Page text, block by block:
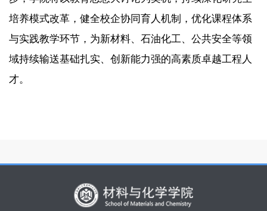
培养模式改革，健全校企协同育人机制，优化课程体系
与实践教学环节，为新材料、石油化工、公共安全等领
域持续输送基础扎实、创新能力强的高素质卓越工程人
才。